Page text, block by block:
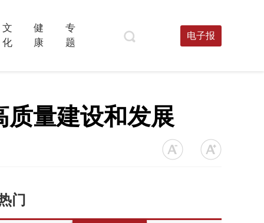
文
化
健
康
专
题
电子报
量建设和发展
门